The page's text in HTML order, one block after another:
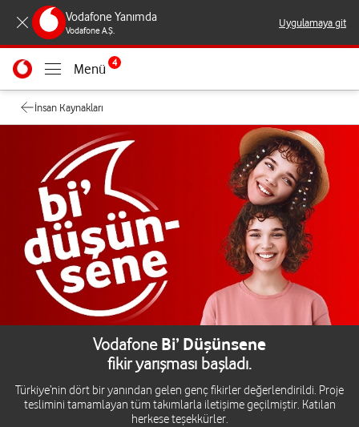
Vodafone Yanımda
Vodafone A.Ş.
Uygulamaya git
Menü 4
İnsan Kaynakları
Vodafone Bi’ Düşünsene
fikir yarışması başladı.
Türkiye’nin dört bir yanından gelen genç fikirler değerlendirildi. Proje
teslimini tamamlayan tüm takımlarla iletişime geçilmiştir. Katılan
herkese teşekkürler.